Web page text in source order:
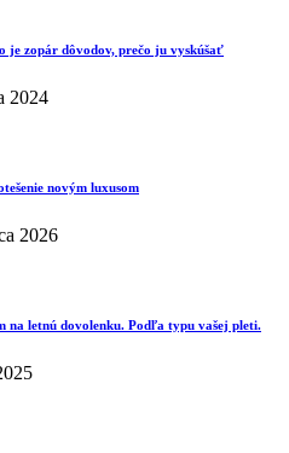
je zopár dôvodov, prečo ju vyskúšať
2024
novým luxusom
2026
na letnú dovolenku. Podľa typu vašej pleti.